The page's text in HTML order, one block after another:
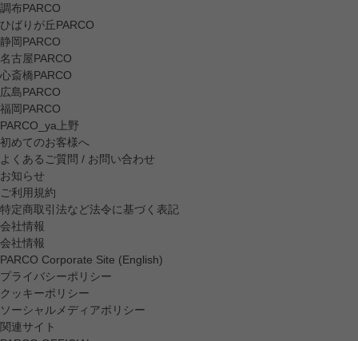
調布PARCO
ひばりが丘PARCO
静岡PARCO
名古屋PARCO
心斎橋PARCO
広島PARCO
福岡PARCO
PARCO_ya上野
初めてのお客様へ
よくあるご質問 / お問い合わせ
お知らせ
ご利用規約
特定商取引法など法令に基づく表記
会社情報
会社情報
PARCO Corporate Site (English)
プライバシーポリシー
クッキーポリシー
ソーシャルメディアポリシー
関連サイト